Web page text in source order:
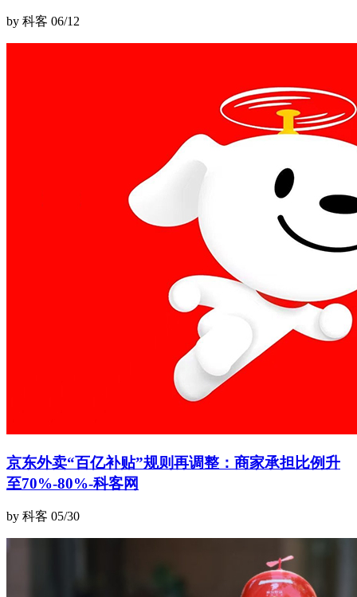
by 科客 06/12
京东外卖“百亿补贴”规则再调整：商家承担比例升
至70%-80%-科客网
by 科客 05/30